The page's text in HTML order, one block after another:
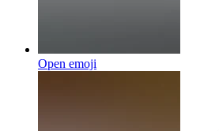
Open emoji